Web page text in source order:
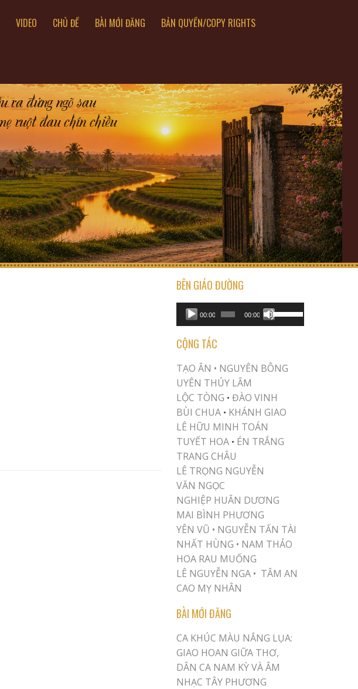
VIDEO CHỦ ĐỀ BÀI MỚI ĐĂNG BẢN QUYỀN/COPY RIGHTS
BÊN GIÁO ĐƯỜNG
Audio
Player
00:00 00:00
USE UP/DOWN ARROW KEYS TO INCREASE OR DECREASE VOLUME.
CỘNG TÁC
TẠO ÂN • NGUYÊN BÔNG
UYÊN THÚY LÂM
LỘC TÒNG •ĐÀO VINH
BÙI CHUA • KHÁNH GIAO
LÊ HỮU MINH TOÁN
TUYẾT HOA • ÉN TRẮNG
TRANG CHÂU
LÊ TRỌNG NGUYỄN
VĂN NGỌC
NGHIỆP HUÂN DƯƠNG
MAI BÌNH PHƯƠNG
YÊN VŨ • NGUYỄN TẤN TÀI
NHẤT HÙNG • NAM THẢO
HOA RAU MUỐNG
LÊ NGUYỄN NGA • TÂM AN
CAO MỴ NHÂN
BÀI MỚI ĐĂNG
CA KHÚC MÀU NẮNG LỤA:
GIAO HOAN GIỮA THƠ,
DÂN CA NAM KỲ VÀ ÂM
NHẠC TÂY PHƯƠNG